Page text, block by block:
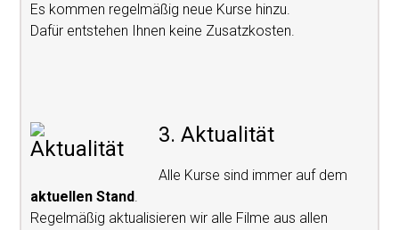
Es kommen regelmäßig neue Kurse hinzu.
Dafür entstehen Ihnen keine Zusatzkosten.
3. Aktualität
Alle Kurse sind immer auf dem
aktuellen Stand.
Regelmäßig aktualisieren wir alle Filme aus allen